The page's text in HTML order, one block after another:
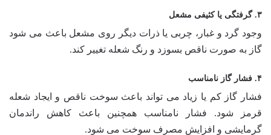
۳. گرفتگی یا کثیفی مشعل
وجود گرد و غبار، چربی یا ذرات دیگر روی مشعل باعث می شود
گاز به صورت ناقص بسوزد و رنگ شعله تغییر کند.
۴. فشار گاز نامناسب
فشار گاز کم یا زیاد می تواند باعث سوخت ناقص و ایجاد شعله
قرمز شود. فشار نامناسب همچنین باعث کاهش راندمان
گرمایشی و افزایش مصرف سوخت می شود.